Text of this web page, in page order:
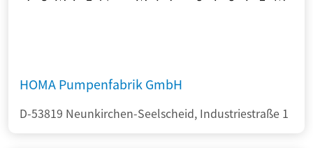
HOMA Pumpenfabrik GmbH
D-53819 Neunkirchen-Seelscheid, Industriestraße 1